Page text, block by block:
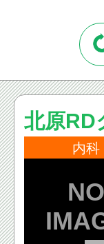
北原RD
内科